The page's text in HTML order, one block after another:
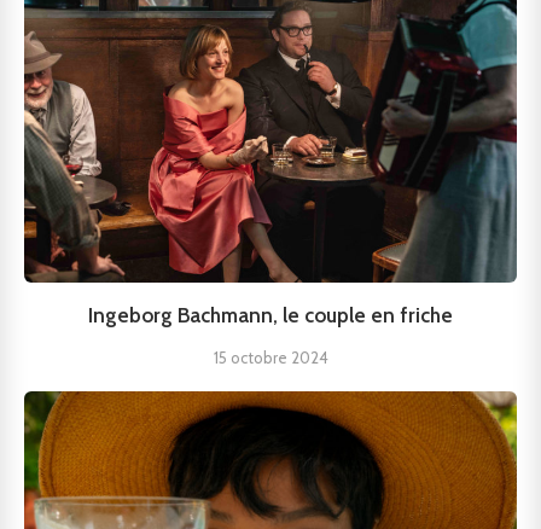
Ingeborg Bachmann, le couple en friche
15 octobre 2024